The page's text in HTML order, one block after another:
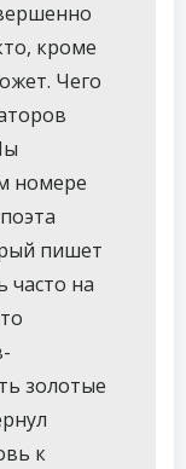
кроме
Чего
номере
пишет
часто на
золотые
к